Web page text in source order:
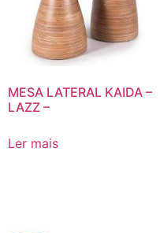
MESA LATERAL KAIDA –
LAZZ –
Ler mais